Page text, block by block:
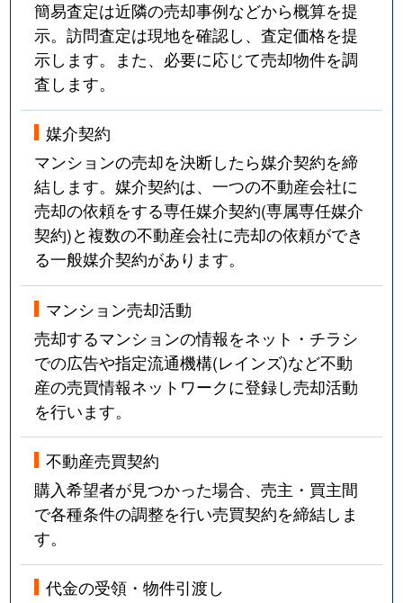
簡易査定は近隣の売却事例などから概算を提
示。訪問査定は現地を確認し、査定価格を提
示します。また、必要に応じて売却物件を調
査します。
媒介契約
マンションの売却を決断したら媒介契約を締
結します。媒介契約は、一つの不動産会社に
売却の依頼をする専任媒介契約(専属専任媒介
契約)と複数の不動産会社に売却の依頼ができ
る一般媒介契約があります。
マンション売却活動
売却するマンションの情報をネット・チラシ
での広告や指定流通機構(レインズ)など不動
産の売買情報ネットワークに登録し売却活動
を行います。
不動産売買契約
購入希望者が見つかった場合、売主・買主間
で各種条件の調整を行い売買契約を締結しま
す。
代金の受領・物件引渡し